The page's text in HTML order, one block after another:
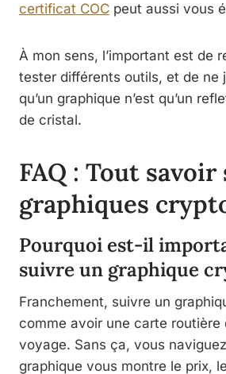
certificat COC peut aussi vous
À mon sens, l’important est de
tester différents outils, et de ne
qu’un graphique n’est qu’un
de cristal.
FAQ : Tout savoir
graphiques
Pourquoi est-il
suivre un graphique
Franchement, suivre un
comme avoir une carte routière
voyage. Sans ça, vous
graphique vous montre le prix,